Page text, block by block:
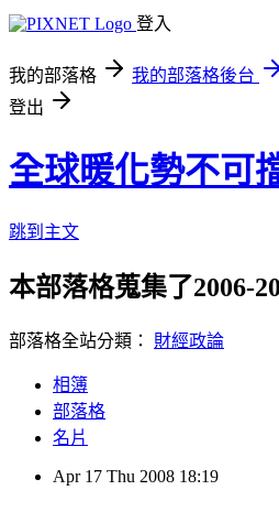
登入
我的部落格 我的部落格後台
登出
全球暖化勢不
跳到主文
本部落格蒐集了2006-
部落格全站分類： 財經政論
相簿
部落格
名片
Apr 17 Thu 2008 18:19